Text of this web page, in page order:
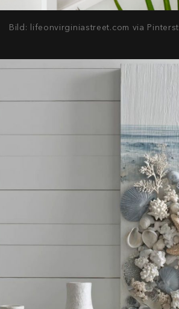
Bild: lifeonvirginiastreet.com via Pinterst